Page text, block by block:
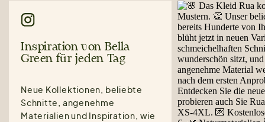
Inspiration von Bella
Green für jeden Tag
Neue Kollektionen, beliebte
Schnitte, angenehme
Materialien und Inspiration, wie